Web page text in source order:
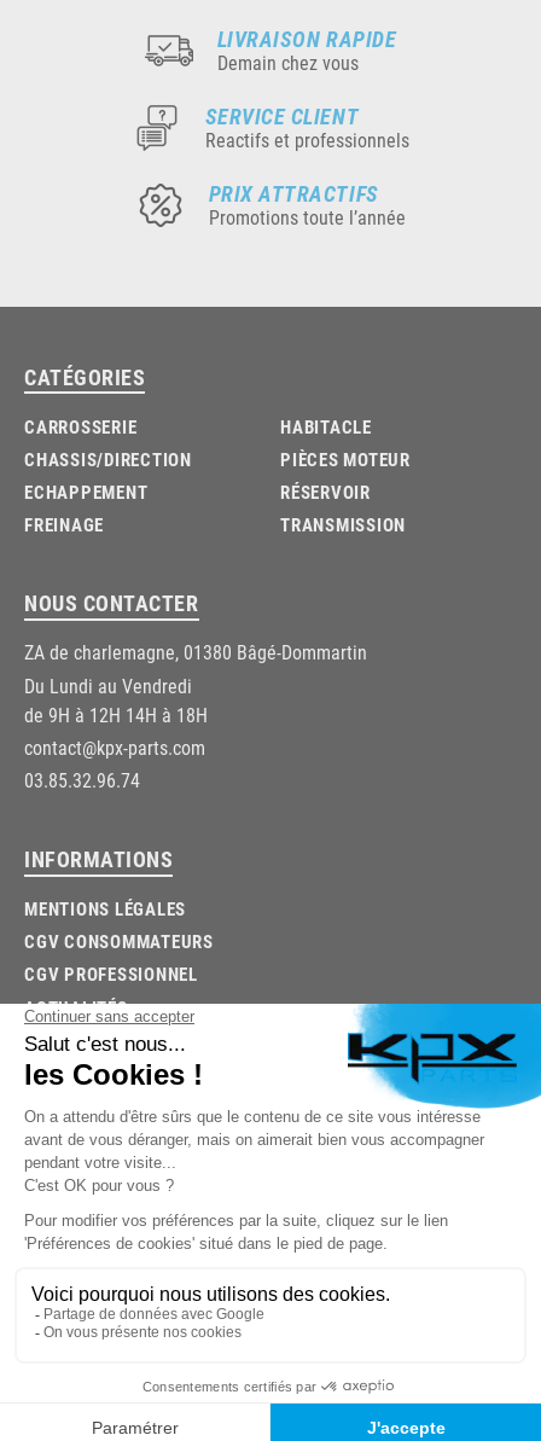
LIVRAISON RAPIDE
Demain chez vous
SERVICE CLIENT
Reactifs et professionnels
PRIX ATTRACTIFS
Promotions toute l’année
03.85.32.96.74
© 2026 -KPX PARTS- SITE CRÉÉ PARLET'S CLIC
CATÉGORIES
CARROSSERIE
CHASSIS/DIRECTION
ECHAPPEMENT
FREINAGE
HABITACLE
PIÈCES MOTEUR
RÉSERVOIR
TRANSMISSION
NOUS CONTACTER
ZA de charlemagne, 01380 Bâgé-Dommartin
Du Lundi au Vendredi
de 9H à 12H 14H à 18H
contact@kpx-parts.com
03.85.32.96.74
INFORMATIONS
MENTIONS LÉGALES
CGV CONSOMMATEURS
CGV PROFESSIONNEL
ACTUALITÉS
TROUVEZ LA BONNE PIÈCE RAPIDEMENT
03.85.32.96.74